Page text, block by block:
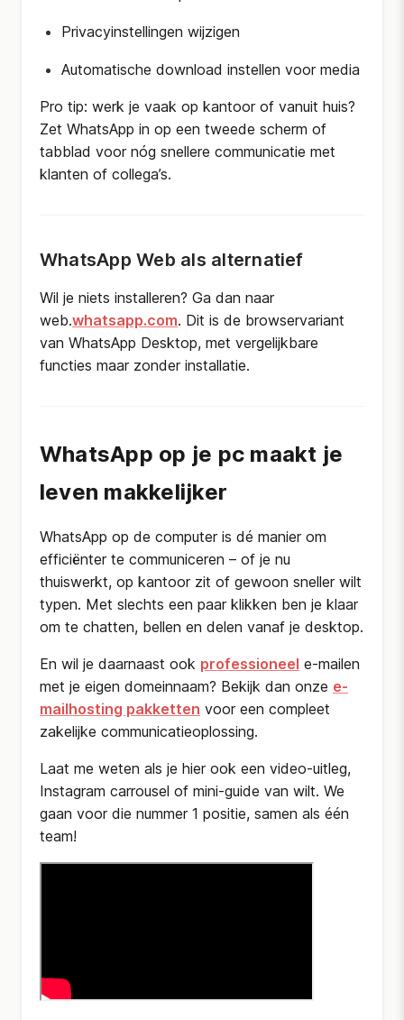
Privacyinstellingen wijzigen
Automatische download instellen voor media
Pro tip: werk je vaak op kantoor of vanuit huis?
Zet WhatsApp in op een tweede scherm of
tabblad voor nóg snellere communicatie met
klanten of collega’s.
WhatsApp Web als alternatief
Wil je niets installeren? Ga dan naar
web.whatsapp.com. Dit is de browservariant
van WhatsApp Desktop, met vergelijkbare
functies maar zonder installatie.
WhatsApp op je pc maakt je
leven makkelijker
WhatsApp op de computer is dé manier om
efficiënter te communiceren – of je nu
thuiswerkt, op kantoor zit of gewoon sneller wilt
typen. Met slechts een paar klikken ben je klaar
om te chatten, bellen en delen vanaf je desktop.
En wil je daarnaast ook professioneel e-mailen
met je eigen domeinnaam? Bekijk dan onze e-
mailhosting pakketten voor een compleet
zakelijke communicatieoplossing.
Laat me weten als je hier ook een video-uitleg,
Instagram carrousel of mini-guide van wilt. We
gaan voor die nummer 1 positie, samen als één
team!